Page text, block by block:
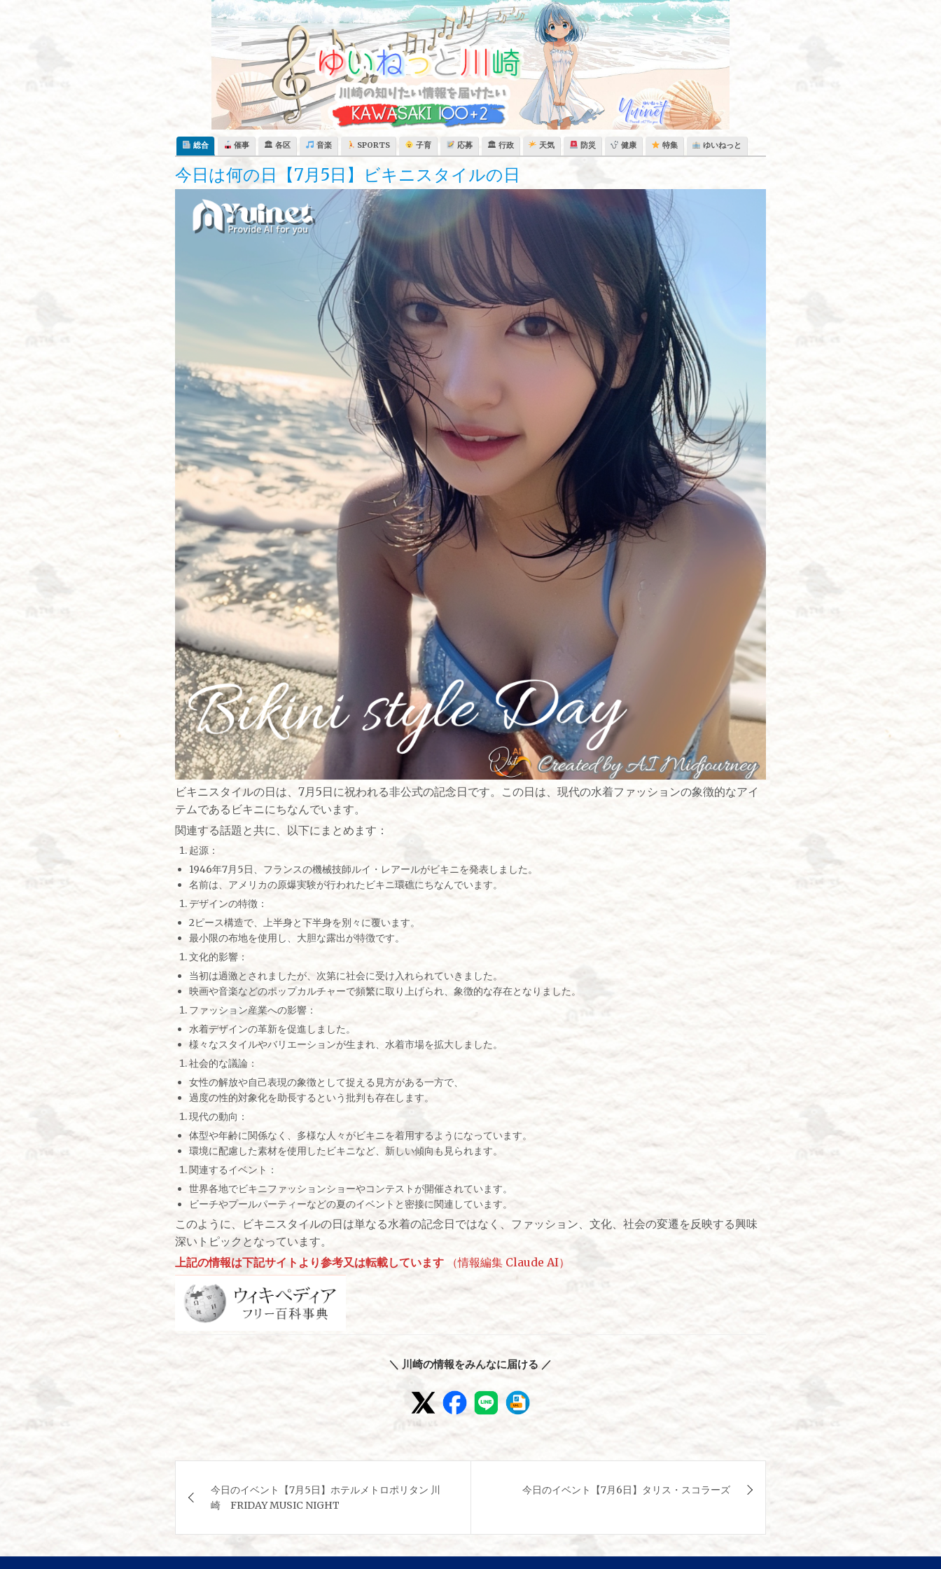
総合 催事 🏛 各区 音楽 SPORTS 子育 応募 🏛 行政 天気 防災 健康 特集 ゆいねっと
今日は何の日【7月5日】ビキニスタイルの日
ビキニスタイルの日は、7月5日に祝われる非公式の記念日です。この日は、現代の水着ファッションの象徴的なアイ
テムであるビキニにちなんでいます。
関連する話題と共に、以下にまとめます：
起源：
1946年7月5日、フランスの機械技師ルイ・レアールがビキニを発表しました。
名前は、アメリカの原爆実験が行われたビキニ環礁にちなんでいます。
デザインの特徴：
2ピース構造で、上半身と下半身を別々に覆います。
最小限の布地を使用し、大胆な露出が特徴です。
文化的影響：
当初は過激とされましたが、次第に社会に受け入れられていきました。
映画や音楽などのポップカルチャーで頻繁に取り上げられ、象徴的な存在となりました。
ファッション産業への影響：
水着デザインの革新を促進しました。
様々なスタイルやバリエーションが生まれ、水着市場を拡大しました。
社会的な議論：
女性の解放や自己表現の象徴として捉える見方がある一方で、
過度の性的対象化を助長するという批判も存在します。
現代の動向：
体型や年齢に関係なく、多様な人々がビキニを着用するようになっています。
環境に配慮した素材を使用したビキニなど、新しい傾向も見られます。
関連するイベント：
世界各地でビキニファッションショーやコンテストが開催されています。
ビーチやプールパーティーなどの夏のイベントと密接に関連しています。
このように、ビキニスタイルの日は単なる水着の記念日ではなく、ファッション、文化、社会の変遷を反映する興味
深いトピックとなっています。
上記の情報は下記サイトより参考又は転載しています （情報編集 Claude AI）
＼ 川崎の情報をみんなに届ける ／
稿
ナ
ビ
今日のイベント【7月5日】ホテルメトロポリタン 川
崎 FRIDAY MUSIC NIGHT
今日のイベント【7月6日】タリス・スコラーズ